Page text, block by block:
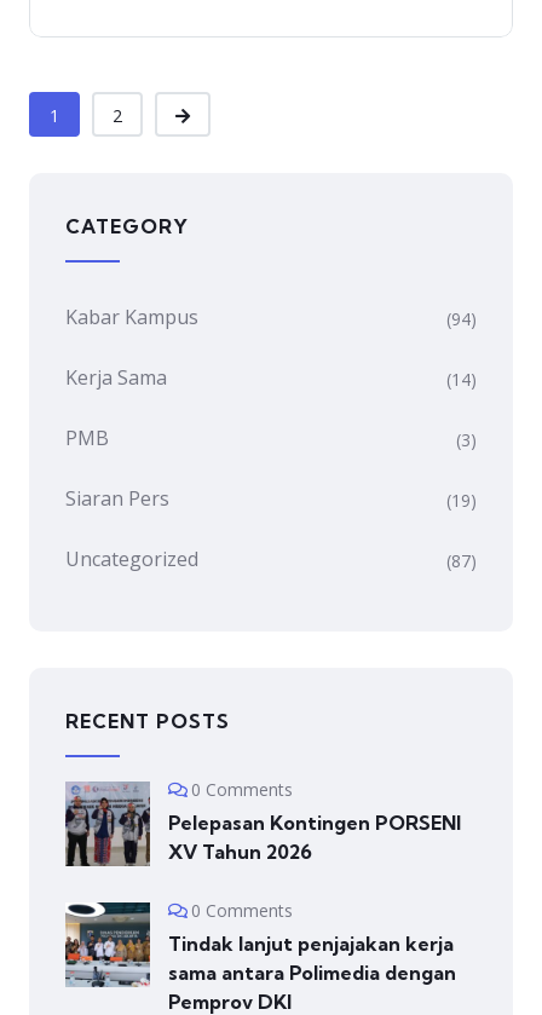
1 2
CATEGORY
Kabar Kampus (94)
Kerja Sama (14)
PMB (3)
Siaran Pers (19)
Uncategorized (87)
RECENT POSTS
0 Comments
Pelepasan Kontingen PORSENI
XV Tahun 2026
0 Comments
Tindak lanjut penjajakan kerja
sama antara Polimedia dengan
Pemprov DKI